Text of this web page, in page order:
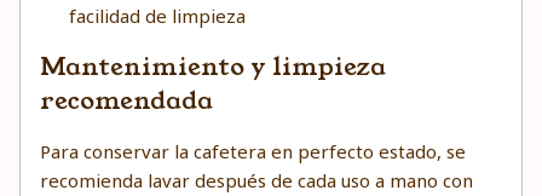
facilidad de limpieza
Mantenimiento y limpieza
recomendada
Para conservar la cafetera en perfecto estado, se
recomienda lavar después de cada uso a mano con